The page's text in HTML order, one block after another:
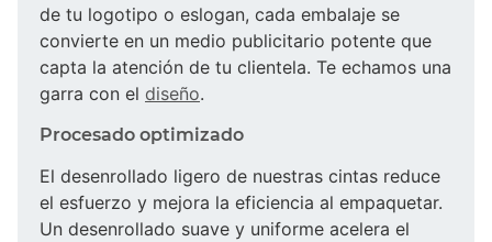
de tu logotipo o eslogan, cada embalaje se
convierte en un medio publicitario potente que
capta la atención de tu clientela. Te echamos una
garra con el diseño.
Procesado optimizado
El desenrollado ligero de nuestras cintas reduce
el esfuerzo y mejora la eficiencia al empaquetar.
Un desenrollado suave y uniforme acelera el